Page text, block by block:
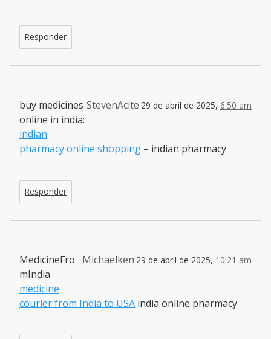
Responder
StevenAcite 29 de abril de 2025, 6:50 am
buy medicines
online in india:
indian
pharmacy online shopping – indian pharmacy
Responder
Michaelken 29 de abril de 2025, 10:21 am
MedicineFro
mIndia
medicine
courier from India to USA india online pharmacy